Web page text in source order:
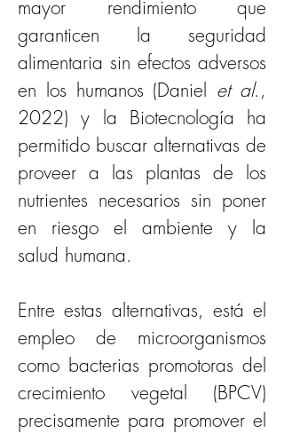
mayor rendimiento que
garanticen la seguridad
alimentaria sin efectos adversos
en los humanos (Daniel et al.,
2022) y la Biotecnología ha
permitido buscar alternativas de
proveer a las plantas de los
nutrientes necesarios sin poner
en riesgo el ambiente y la
salud humana.
Entre estas alternativas, está el
empleo de microorganismos
como bacterias promotoras del
crecimiento vegetal (BPCV)
precisamente para promover el